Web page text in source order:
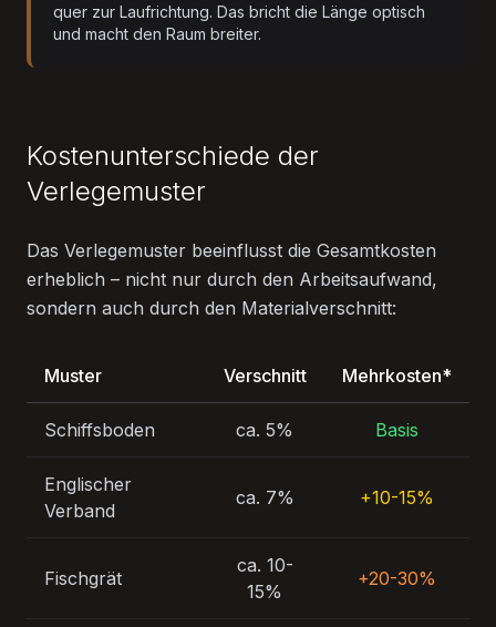
quer zur Laufrichtung. Das bricht die Länge optisch
und macht den Raum breiter.
Kostenunterschiede der
Verlegemuster
Das Verlegemuster beeinflusst die Gesamtkosten
erheblich – nicht nur durch den Arbeitsaufwand,
sondern auch durch den Materialverschnitt:
Muster Verschnitt Mehrkosten*
Schiffsboden ca. 5% Basis
Englischer
Verband
ca. 7% +10-15%
Fischgrät
ca. 10-
15%
+20-30%